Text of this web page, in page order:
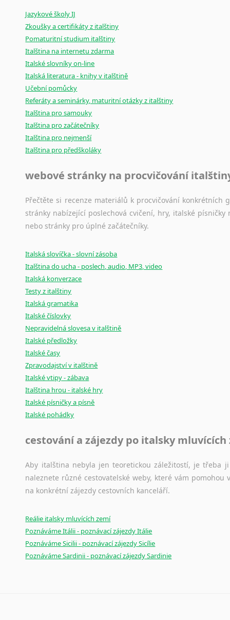
poradny a pravidla
Jazykové školy IJ
Zkoušky a certifikáty z italštiny
Pomaturitní studium italštiny
Italština na internetu zdarma
Italské slovníky on-line
Italská literatura - knihy v italštině
Učební pomůcky
Referáty a seminárky, maturitní otázky z italštiny
Italština pro samouky
Italština pro začátečníky
Italština pro nejmenší
Italština pro předškoláky
webové stránky na procvičování
Přečtěte si recenze materiálů k procvičování
stránky nabízející poslechová cvičení, hry, italské
nebo stránky pro úplné začátečníky.
Italská slovíčka - slovní zásoba
Italština do ucha - poslech, audio, MP3, video
Italská konverzace
Testy z italštiny
Italská gramatika
Italské číslovky
Nepravidelná slovesa v italštině
Italské předložky
Italské časy
Zpravodajství v italštině
Italské vtipy - zábava
Italština hrou - italské hry
Italské písničky a písně
Italské pohádky
cestování a zájezdy po italsky mluvících
Aby italština nebyla jen teoretickou záležitostí, je třeba
naleznete různé cestovatelské weby, které vám
na konkrétní zájezdy cestovních kanceláří.
Reálie italsky mluvících zemí
Poznáváme Itálii - poznávací zájezdy Itálie
Poznáváme Sicilii - poznávací zájezdy Sicílie
Poznáváme Sardinii - poznávací zájezdy Sardinie